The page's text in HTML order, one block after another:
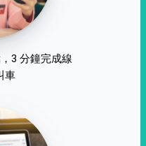
3 分鐘完成線
車